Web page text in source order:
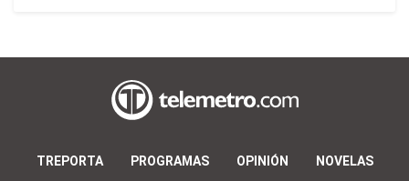
TREPORTA PROGRAMAS OPINIÓN NOVELAS